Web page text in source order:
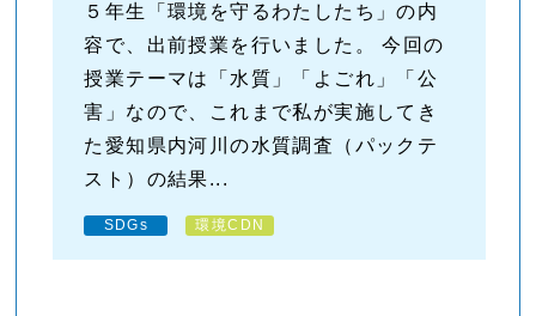
５年生「環境を守るわたしたち」の内
容で、出前授業を行いました。 今回の
授業テーマは「水質」「よごれ」「公
害」なので、これまで私が実施してき
た愛知県内河川の水質調査（パックテ
スト）の結果...
SDGs 環境CDN